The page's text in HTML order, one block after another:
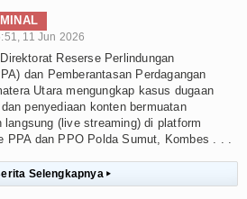
11 Jun 2026
Reserse Perlindungan
dan Pemberantasan Perdagangan
Utara mengungkap kasus dugaan
penyediaan konten bermuatan
langsung (live streaming) di platform
PPA dan PPO Polda Sumut, Kombes . . .
Selengkapnya ▸